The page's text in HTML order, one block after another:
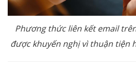
Phương thức liên kết email
được khuyến nghị vì thuận tiện